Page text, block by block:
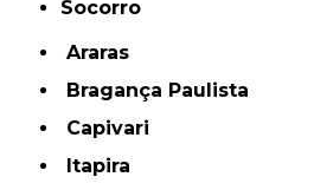
Socorro
Araras
Bragança Paulista
Capivari
Itapira